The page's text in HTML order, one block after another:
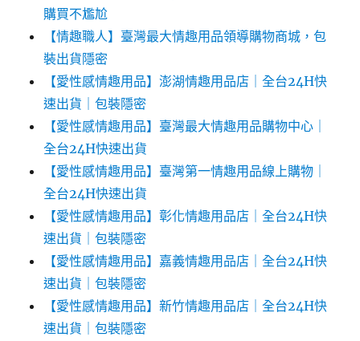
購買不尷尬‎‎
【情趣職人】臺灣最大情趣用品領導購物商城，包
裝出貨隱密
【愛性感情趣用品】澎湖情趣用品店｜全台24H快
速出貨｜包裝隱密
【愛性感情趣用品】臺灣最大情趣用品購物中心｜
全台24H快速出貨
【愛性感情趣用品】臺灣第一情趣用品線上購物｜
全台24H快速出貨
【愛性感情趣用品】彰化情趣用品店｜全台24H快
速出貨｜包裝隱密
【愛性感情趣用品】嘉義情趣用品店｜全台24H快
速出貨｜包裝隱密
【愛性感情趣用品】新竹情趣用品店｜全台24H快
速出貨｜包裝隱密